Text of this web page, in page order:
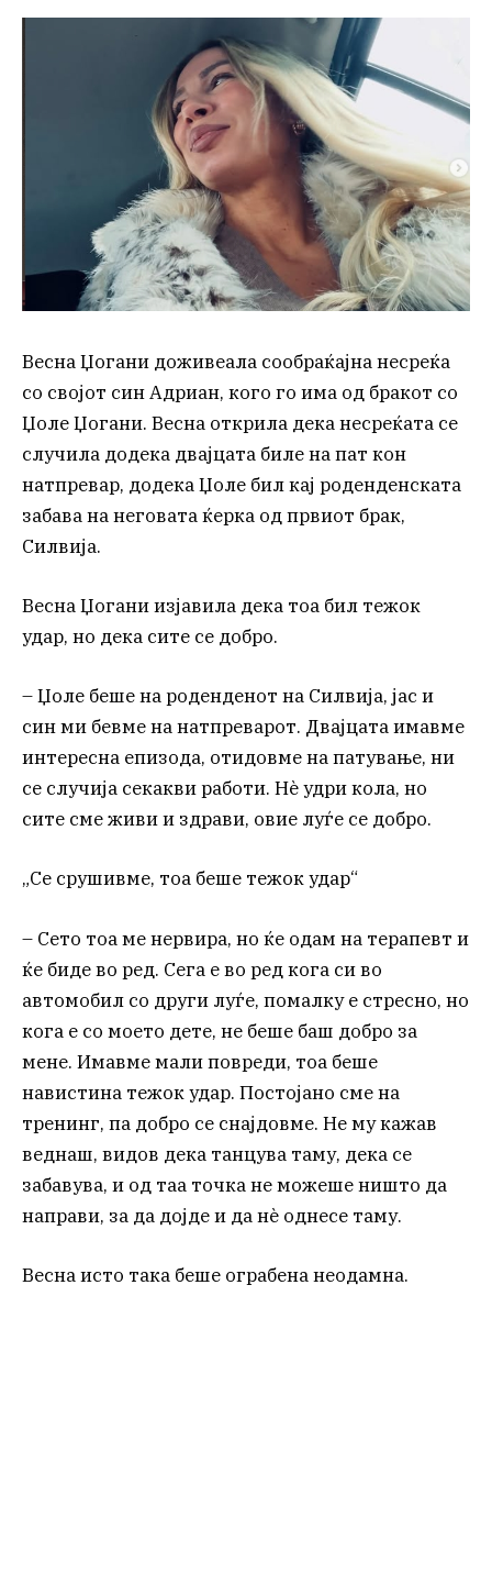
Весна Џогани доживеала сообраќајна несреќа
со својот син Адриан, кого го има од бракот со
Џоле Џогани. Весна открила дека несреќата се
случила додека двајцата биле на пат кон
натпревар, додека Џоле бил кај роденденската
забава на неговата ќерка од првиот брак,
Силвија.
Весна Џогани изјавила дека тоа бил тежок
удар, но дека сите се добро.
– Џоле ​​беше на роденденот на Силвија, јас и
син ми бевме на натпреварот. Двајцата имавме
интересна епизода, отидовме на патување, ни
се случија секакви работи. Нè удри кола, но
сите сме живи и здрави, овие луѓе се добро.
„Се срушивме, тоа беше тежок удар“
– Сето тоа ме нервира, но ќе одам на терапевт и
ќе биде во ред. Сега е во ред кога си во
автомобил со други луѓе, помалку е стресно, но
кога е со моето дете, не беше баш добро за
мене. Имавме мали повреди, тоа беше
навистина тежок удар. Постојано сме на
тренинг, па добро се снајдовме. Не му кажав
веднаш, видов дека танцува таму, дека се
забавува, и од таа точка не можеше ништо да
направи, за да дојде и да нè однесе таму.
Весна исто така беше ограбена неодамна.